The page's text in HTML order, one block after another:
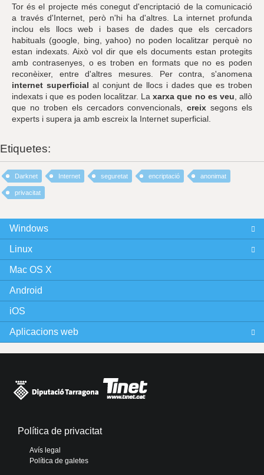
Tor és el projecte més conegut d'encriptació de la comunicació
a través d'Internet, però n'hi ha d'altres. La internet profunda
inclou els llocs web i bases de dades que els cercadors
habituals (google, bing, yahoo) no poden localitzar perquè no
estan indexats. Això vol dir que els documents estan protegits
amb contrasenyes, o es troben en formats que no es poden
reconèixer, entre d'altres mesures. Per contra, s'anomena
internet superficial al conjunt de llocs i dades que es troben
indexats i que es poden localitzar. Laxarxa que no es veu , allò
que no troben els cercadors convencionals,creix segons els
experts i supera ja amb escreix la Internet superficial.
Etiquetes:
Darknet Internet seguretat encriptació anonimat
privacitat
Windows
Linux
Mac OS X
Android
iOS
Aplicacions web
Política de privacitat
Avís legal
Política de galetes